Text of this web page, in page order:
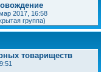
2017, 16:58
группа)
товариществ